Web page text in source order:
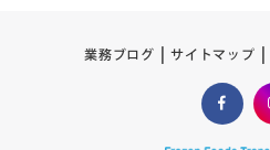
業務ブログ サイトマップ